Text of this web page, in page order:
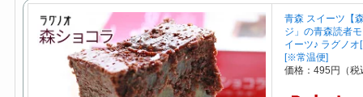
青森 スイーツ【
ジ」の青森読者
イーツ♪ ラグノ
[※常温便]
価格：495円（